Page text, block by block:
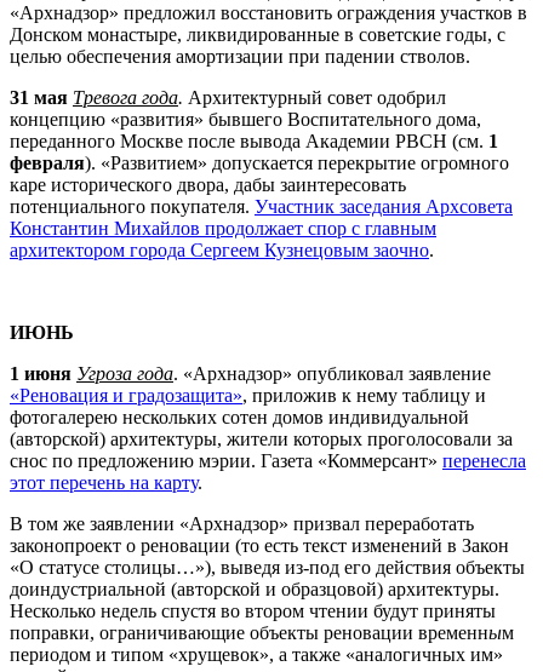
«Архнадзор» предложил восстановить ограждения участков в
Донском монастыре, ликвидированные в советские годы, с
целью обеспечения амортизации при падении стволов.
31 мая Тревога года. Архитектурный совет одобрил
концепцию «развития» бывшего Воспитательного дома,
переданного Москве после вывода Академии РВСН (см. 1
февраля). «Развитием» допускается перекрытие огромного
каре исторического двора, дабы заинтересовать
потенциального покупателя. Участник заседания Архсовета
Константин Михайлов продолжает спор с главным
архитектором города Сергеем Кузнецовым заочно.
ИЮНЬ
1 июня Угроза года. «Архнадзор» опубликовал заявление
«Реновация и градозащита», приложив к нему таблицу и
фотогалерею нескольких сотен домов индивидуальной
(авторской) архитектуры, жители которых проголосовали за
снос по предложению мэрии. Газета «Коммерсант» перенесла
этот перечень на карту.
В том же заявлении «Архнадзор» призвал переработать
законопроект о реновации (то есть текст изменений в Закон
«О статусе столицы…»), выведя из-под его действия объекты
доиндустриальной (авторской и образцовой) архитектуры.
Несколько недель спустя во втором чтении будут приняты
поправки, ограничивающие объекты реновации временным
периодом и типом «хрущевок», а также «аналогичных им»